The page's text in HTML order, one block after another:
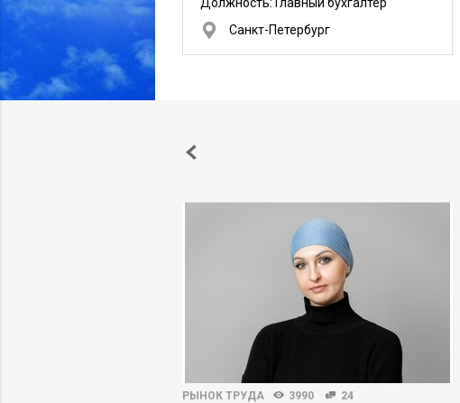
Санкт-Петербург
РЫНОК ТРУДА 3990 24